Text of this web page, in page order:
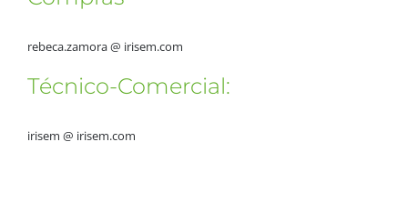
rebeca.zamora @ irisem.com
Técnico-Comercial:
irisem @ irisem.com